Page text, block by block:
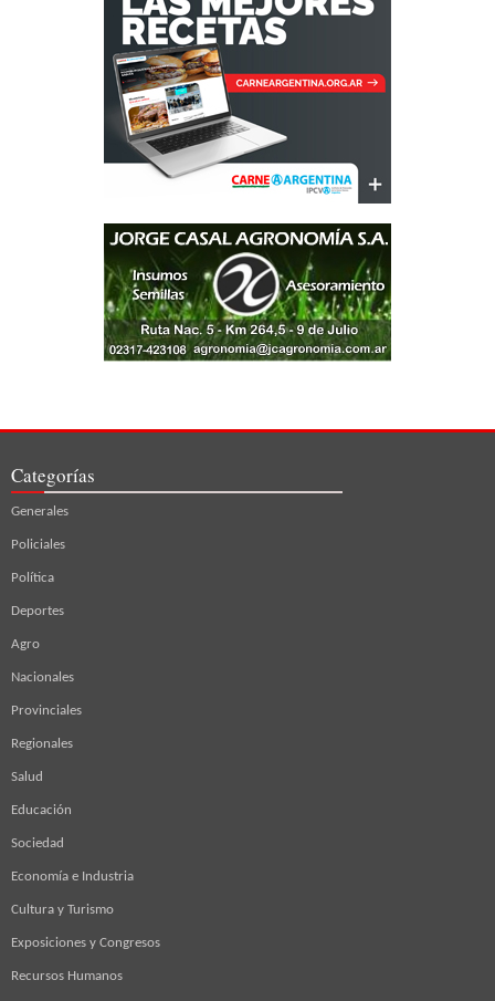
Categorías
Generales
Policiales
Política
Deportes
Agro
Nacionales
Provinciales
Regionales
Salud
Educación
Sociedad
Economía e Industria
Cultura y Turismo
Exposiciones y Congresos
Recursos Humanos